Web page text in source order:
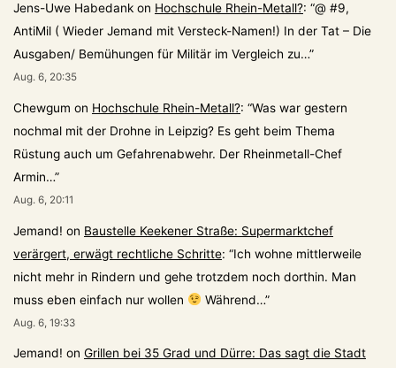
Jens-Uwe Habedank on Hochschule Rhein-Metall?: “@ #9,
AntiMil ( Wieder Jemand mit Versteck-Namen!) In der Tat – Die
Ausgaben/ Bemühungen für Militär im Vergleich zu…”
Aug. 6, 20:35
Chewgum on Hochschule Rhein-Metall?: “Was war gestern
nochmal mit der Drohne in Leipzig? Es geht beim Thema
Rüstung auch um Gefahrenabwehr. Der Rheinmetall-Chef
Armin…”
Aug. 6, 20:11
Jemand! on Baustelle Keekener Straße: Supermarktchef
verärgert, erwägt rechtliche Schritte: “Ich wohne mittlerweile
nicht mehr in Rindern und gehe trotzdem noch dorthin. Man
muss eben einfach nur wollen
Während…”
Aug. 6, 19:33
Jemand! on Grillen bei 35 Grad und Dürre: Das sagt die Stadt